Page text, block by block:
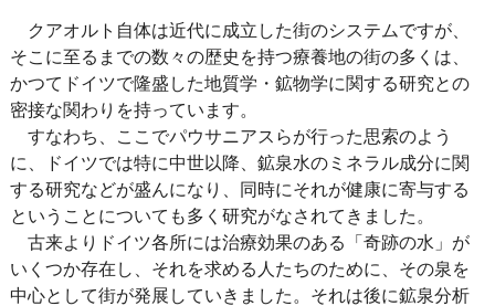
クアオルト自体は近代に成立した街のシステムですが、
そこに至るまでの数々の歴史を持つ療養地の街の多くは、
かつてドイツで隆盛した地質学・鉱物学に関する研究との
密接な関わりを持っています。
すなわち、ここでパウサニアスらが行った思索のよう
に、ドイツでは特に中世以降、鉱泉水のミネラル成分に関
する研究などが盛んになり、同時にそれが健康に寄与する
ということについても多く研究がなされてきました。
古来よりドイツ各所には治療効果のある「奇跡の水」が
いくつか存在し、それを求める人たちのために、その泉を
中心として街が発展していきました。それは後に鉱泉分析